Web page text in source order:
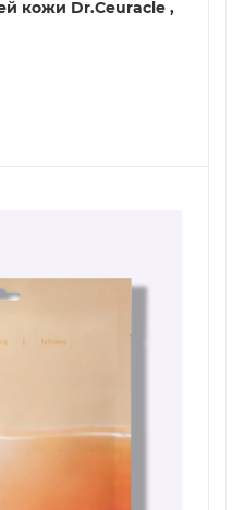
кожи Dr.Ceuracle ,